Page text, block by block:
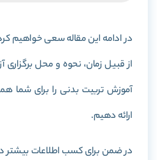
در ادامه این مقاله سعی خواهیم
از قبیل زمان، نحوه و محل
آموزش تربیت بدنی را برای شما
ارائه دهیم.
در ضمن برای کسب اطلاعات بیشتر